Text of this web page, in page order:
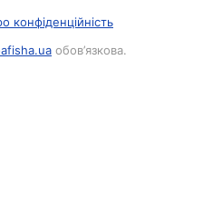
конфіденційність
обов’язкова.